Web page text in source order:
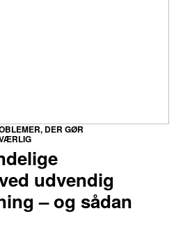
udvendig
– og sådan
DER GØR